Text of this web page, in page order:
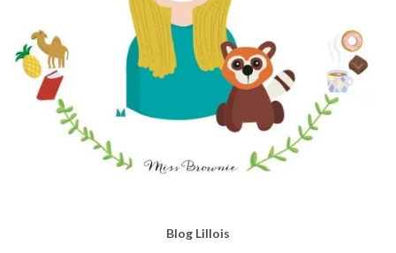
Blog Lillois